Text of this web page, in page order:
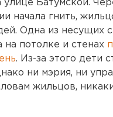
Батумской.
начала гнить,
Одна из несущих
на потолке и стенах
. Из-за этого дети
ни мэрия, ни
жильцов,